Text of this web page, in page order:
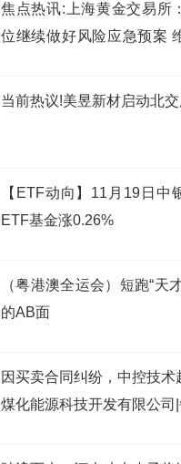
焦点热讯:上海黄金交易所
位继续做好风险应急预案
当前热议!美昱新材启动北
【ETF动向】11月19日中
ETF基金涨0.26%
（粤港澳全运会）短跑“天
的AB面
因买卖合同纠纷，中控技术
煤化能源科技开发有限公司